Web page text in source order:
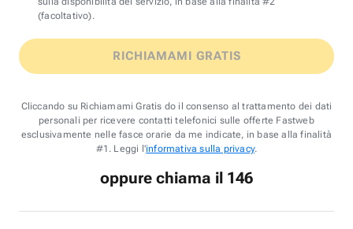
(facoltativo).
RICHIAMAMI GRATIS
Cliccando su Richiamami Gratis do il consenso al trattamento dei dati
personali per ricevere contatti telefonici sulle offerte Fastweb
esclusivamente nelle fasce orarie da me indicate, in base alla finalità
#1. Leggi l'informativa sulla privacy.
oppure chiama il 146